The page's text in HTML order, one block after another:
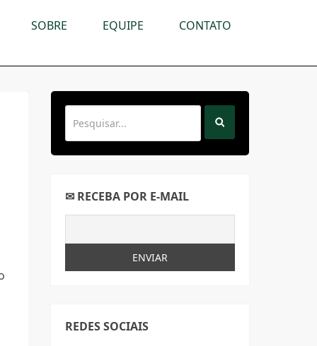
SOBRE EQUIPE CONTATO
✉ RECEBA POR E-MAIL
REDES SOCIAIS